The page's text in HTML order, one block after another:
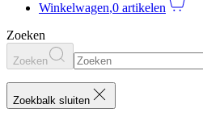
Winkelwagen,0 artikelen
Zoeken
Zoeken
Zoekbalk sluiten